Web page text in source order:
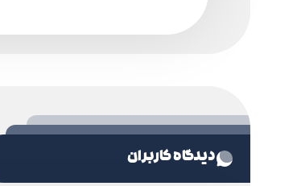
دیدگاه کاربران